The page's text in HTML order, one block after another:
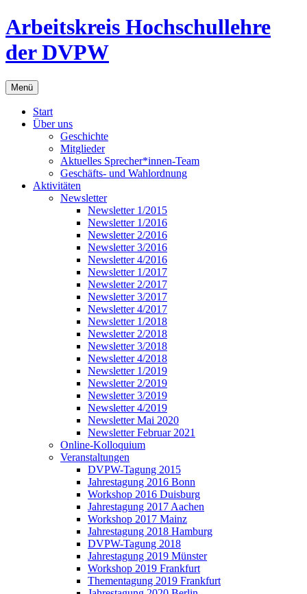
Zum
Inhalt
springen
Arbeitskreis Hochschullehre
der DVPW
Menü
Start
Über uns
Geschichte
Mitglieder
Aktuelles Sprecher*innen-Team
Geschäfts- und Wahlordnung
Aktivitäten
Newsletter
Newsletter 1/2015
Newsletter 1/2016
Newsletter 2/2016
Newsletter 3/2016
Newsletter 4/2016
Newsletter 1/2017
Newsletter 2/2017
Newsletter 3/2017
Newsletter 4/2017
Newsletter 1/2018
Newsletter 2/2018
Newsletter 3/2018
Newsletter 4/2018
Newsletter 1/2019
Newsletter 2/2019
Newsletter 3/2019
Newsletter 4/2019
Newsletter Mai 2020
Newsletter Februar 2021
Online-Kolloquium
Veranstaltungen
DVPW-Tagung 2015
Jahrestagung 2016 Bonn
Workshop 2016 Duisburg
Jahrestagung 2017 Aachen
Workshop 2017 Mainz
Jahrestagung 2018 Hamburg
DVPW-Tagung 2018
Jahrestagung 2019 Münster
Workshop 2019 Frankfurt
Thementagung 2019 Frankfurt